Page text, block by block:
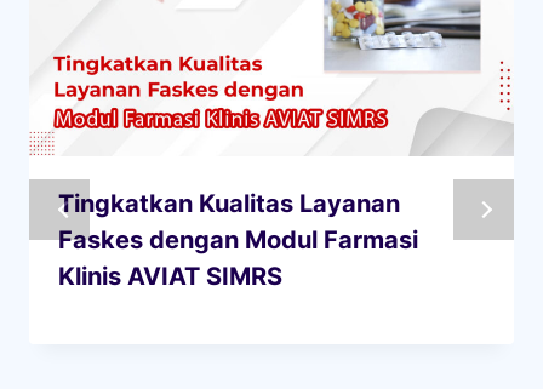
Tingkatkan Kualitas Layanan
Faskes dengan Modul Farmasi
Klinis AVIAT SIMRS